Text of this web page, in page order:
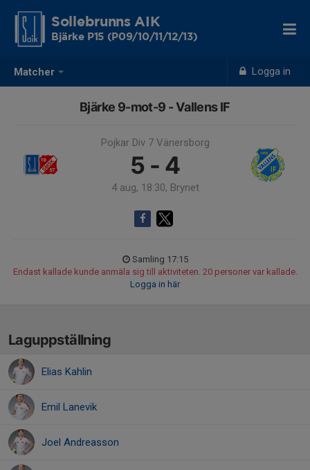
Matcher Logga in
Sollebrunns AIK
Bjärke P15 (P09/10/11/12/13)
Bjärke 9-mot-9 - Vallens IF
Pojkar Div 7 Vänersborg
5 - 4
4 aug, 18:30, Brynet
Samling 17:15
Endast kallade kunde anmäla sig till aktiviteten. 20 personer var kallade.
Logga in här
Laguppställning
Elias Kahlin
Emil Lanevik
Joel Andreasson